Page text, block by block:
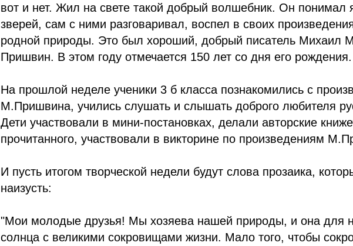
вот и нет. Жил на свете такой добрый волшебник. Он понимал
зверей, сам с ними разговаривал, воспел в своих
родной природы. Это был хороший, добрый писатель Михаил
Пришвин. В этом году отмечается 150 лет со дня его рождения.
На прошлой неделе ученики 3 б класса познакомились с
М.Пришвина, учились слушать и слышать доброго любителя
Дети участвовали в мини-постановках, делали авторские
прочитанного, участвовали в викторине по произведениям
И пусть итогом творческой недели будут слова прозаика,
наизусть:
"Мои молодые друзья! Мы хозяева нашей природы, и она для
солнца с великими сокровищами жизни. Мало того, чтобы